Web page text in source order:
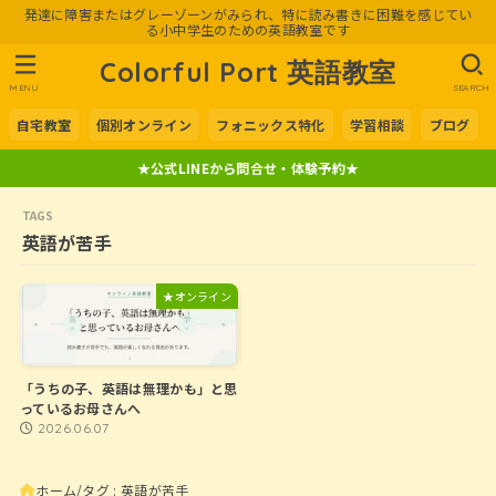
発達に障害またはグレーゾーンがみられ、特に読み書きに困難を感じてい
る小中学生のための英語教室です
Colorful Port 英語教室
自宅教室 個別オンライン フォニックス特化 学習相談 ブログ
SEARCH
MENU
★公式LINEから問合せ・体験予約★
英語が苦手
★オンライン
「うちの子、英語は無理かも」と思
っているお母さんへ
2026.06.07
ホーム タグ : 英語が苦手